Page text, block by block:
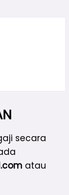
secara
atau